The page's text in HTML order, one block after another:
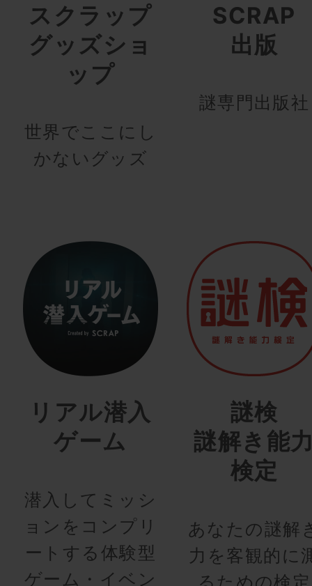
スクラップ
グッズショ
ップ
世界でここにし
かないグッズ
SCRAP
出版
謎専門出版社
リアル潜入
ゲーム
潜入してミッシ
ョンをコンプリ
ートする体験型
ゲーム・イベン
謎検
謎解き能
検定
あなたの謎解
力を客観的に
るための検定